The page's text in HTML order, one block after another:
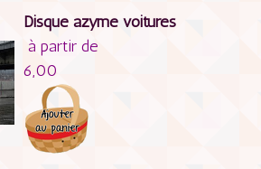
Disque azyme voitures
à partir de
6,00